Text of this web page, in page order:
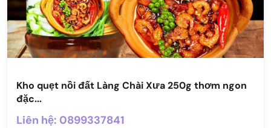
Kho quẹt nồi đất Làng Chài Xưa 250g thơm ngon
đặc...
Liên hệ: 0899337841